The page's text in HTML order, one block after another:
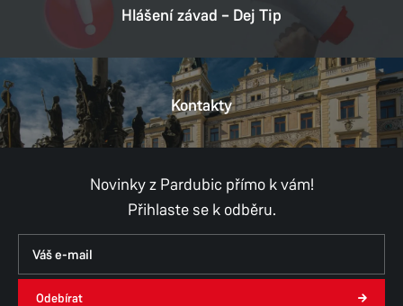
Hlášení závad – Dej Tip
Kontakty
Novinky z Pardubic přímo k vám!
Přihlaste se k odběru.
Odebírat